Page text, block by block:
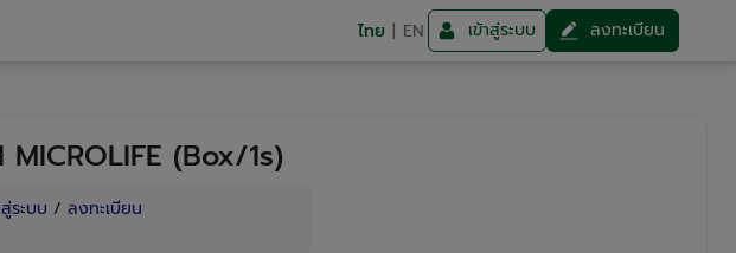
ไทย | EN เข้าสู่ระบบ ลงทะเบียน
(Box/1s)
สู่ระบบ / ลงทะเบียน